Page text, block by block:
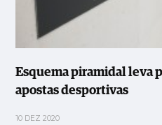
Esquema piramidal leva
apostas desportivas
10 DEZ 2020